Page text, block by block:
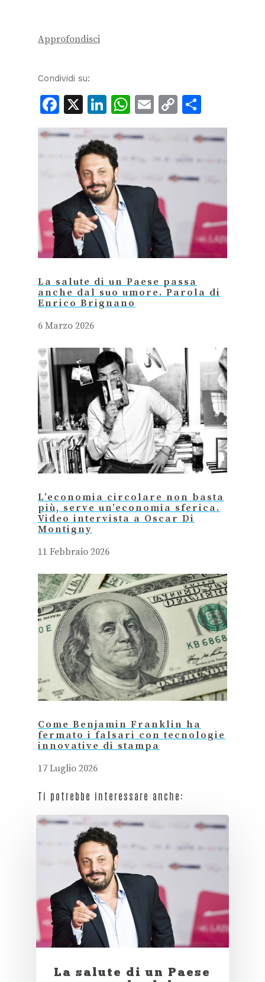
Approfondisci
Condividi su:
Facebook
X LinkedIn
WhatsApp
Email
Copy
Link
La salute di un Paese passa
anche dal suo umore. Parola di
Enrico Brignano
6 Marzo 2026
L’economia circolare non basta
più, serve un’economia sferica.
Video intervista a Oscar Di
Montigny
11 Febbraio 2026
Come Benjamin Franklin ha
fermato i falsari con tecnologie
innovative di stampa
17 Luglio 2026
Ti potrebbe interessare anche:
La salute di un Paese